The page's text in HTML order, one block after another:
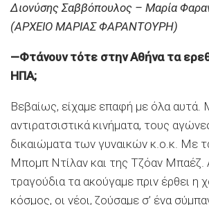
Διονύσης Σαββόπουλος – Μαρία
(ΑΡΧΕΙΟ ΜΑΡΙΑΣ ΦΑΡΑΝΤΟΥΡΗ)
—Φτάνουν τότε στην Αθήνα τα
ΗΠΑ;
Βεβαίως, είχαμε επαφή με όλα αυτά.
αντιρατσιστικά κινήματα, τους
δικαιώματα των γυναικών κ.ο.κ. Με
Μπομπ Ντίλαν και της Τζόαν Μπαέζ.
τραγούδια τα ακούγαμε πριν έρθει η
κόσμος, οι νέοι, ζούσαμε σ’ ένα